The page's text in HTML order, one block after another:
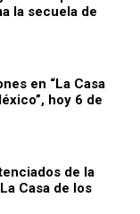
la secuela de
en “La Casa
hoy 6 de
de la
Casa de los